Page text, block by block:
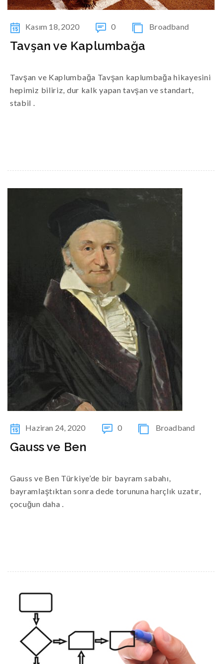
Kasım 18, 2020 0 Broadband
Tavşan ve Kaplumbağa
Tavşan ve Kaplumbağa Tavşan kaplumbağa hikayesini
hepimiz biliriz, dur kalk yapan tavşan ve standart,
stabil .
Haziran 24, 2020 0 Broadband
Gauss ve Ben
Gauss ve Ben Türkiye’de bir bayram sabahı,
bayramlaştıktan sonra dede torununa harçlık uzatır,
çocuğun daha .